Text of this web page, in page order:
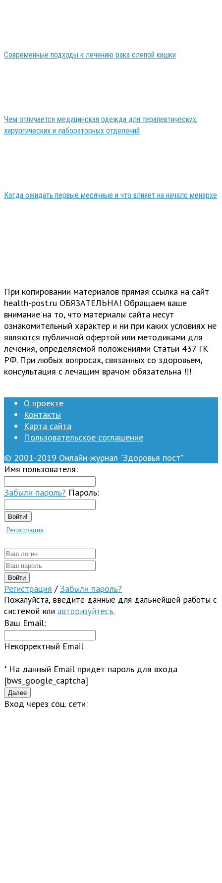
Современные подходы к лечению рака слепой кишки
Чем отличается медицинская одежда для терапевтических,
хирургических и лабораторных отделений
Когда ожидать первые месячные и что влияет на начало менархе
При копировании материалов прямая ссылка на сайт
health-post.ru ОБЯЗАТЕЛЬНА! Обращаем ваше
внимание на то, что материалы сайта несут
ознакомительный характер и ни при каких условиях не
являются публичной офертой или методиками для
лечения, определяемой положениями Статьи 437 ГК
РФ. При любых вопросах, связанных со здоровьем,
консультация с лечащим врачом обязательна !!!
О проекте
Контакты
Карта сайта
Пользовательское соглашение
© 2001-2019 Онлайн-журнал "Здоровья пост"
Имя пользователя:
Забыли пароль? Пароль:
Войти!
Регистрация
Регистрация / Забыли пароль?
Пожалуйста, введите данные для дальнейшей работы с
системой или авторизуйтесь.
Ваш Email:
Некорректный Email
* На данный Email придет пароль для входа
[bws_google_captcha]
Вход через соц. сети: